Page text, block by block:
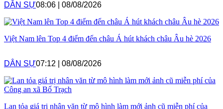
DÂN SỰ08:06 08/08/2026
Việt Nam lên Top 4 điểm đến châu Á hút khách châu Âu hè 2026
DÂN SỰ07:12 08/08/2026
Lan tỏa giá trị nhân văn từ mô hình làm mới ảnh cũ miễn phí của